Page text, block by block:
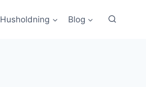
Husholdning Blog